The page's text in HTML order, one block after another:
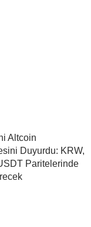
Altcoin
Duyurdu: KRW,
Paritelerinde